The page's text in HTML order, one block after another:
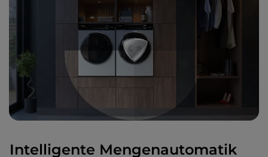
Intelligente Mengenautomatik